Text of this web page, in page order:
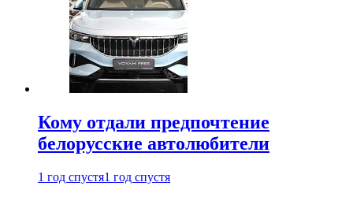
Кому отдали предпочтение
белорусские автолюбители
1 год спустя1 год спустя